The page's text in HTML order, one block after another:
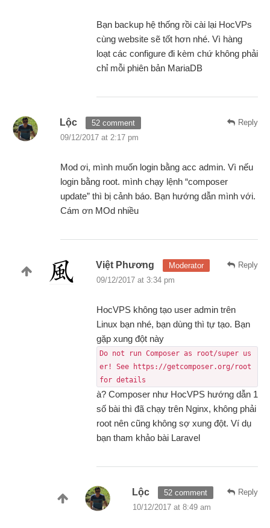
Bạn backup hệ thống rồi cài lại HocVPs
cùng website sẽ tốt hơn nhé. Vì hàng
loạt các configure đi kèm chứ không phải
chỉ mỗi phiên bản MariaDB
Reply
Lộc
52 comment
09/12/2017 at 2:17 pm
Mod ơi, mình muốn login bằng acc admin. Vì nếu
login bằng root. mình chạy lệnh “composer
update” thì bị cảnh báo. Bạn hướng dẫn mình với.
Cám ơn MOd nhiều
Reply
Việt Phương
Moderator
09/12/2017 at 3:34 pm
HocVPS không tạo user admin trên
Linux bạn nhé, bạn dùng thì tự tạo. Bạn
gặp xung đột này
Do not run Composer as root/super us
er! See https://getcomposer.org/root
for details
à? Composer như HocVPS hướng dẫn 1
số bài thì đã chạy trên Nginx, không phải
root nên cũng không sợ xung đột. Ví dụ
bạn tham khảo bài Laravel
Reply
Lộc
52 comment
10/12/2017 at 8:49 am